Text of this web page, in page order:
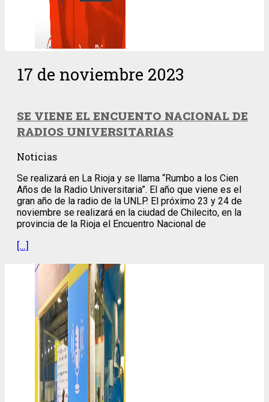
17 de noviembre 2023
SE VIENE EL ENCUENTO NACIONAL DE
RADIOS UNIVERSITARIAS
Noticias
Se realizará en La Rioja y se llama “Rumbo a los Cien
Años de la Radio Universitaria”. El año que viene es el
gran año de la radio de la UNLP. El próximo 23 y 24 de
noviembre se realizará en la ciudad de Chilecito, en la
provincia de la Rioja el Encuentro Nacional de
[…]